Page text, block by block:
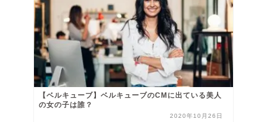
【ベルキューブ】ベルキューブのCMに出ている美人
の女の子は誰？
2020年10月26日